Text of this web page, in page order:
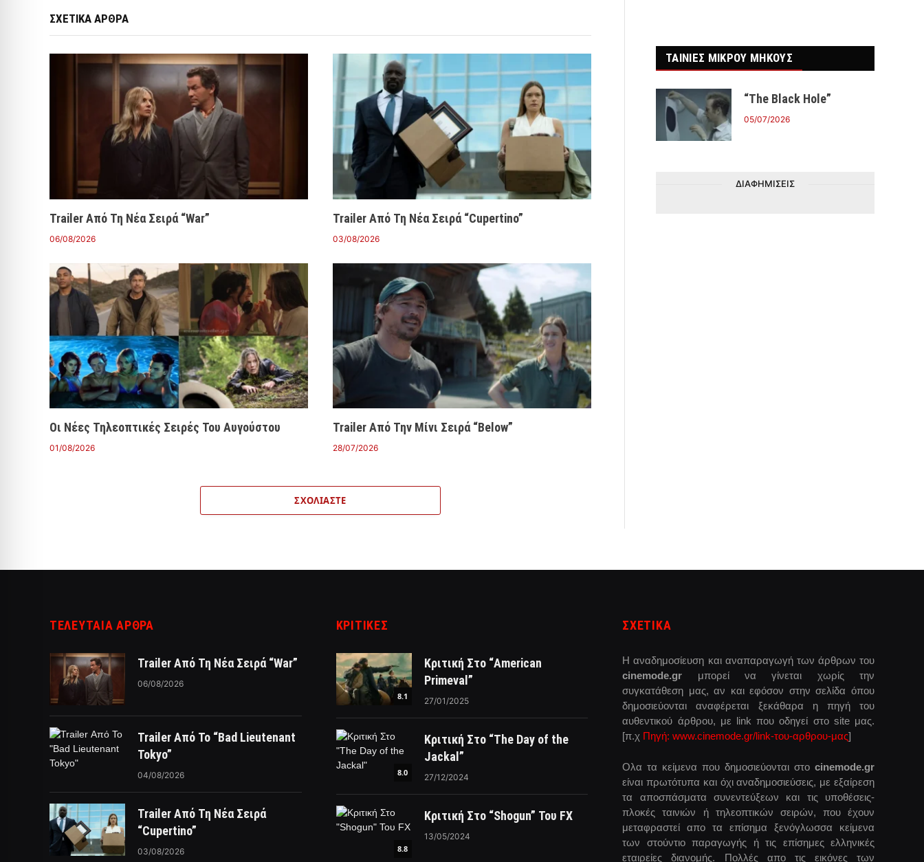
ΣΧΕΤΙΚΑ ΑΡΘΡΑ
Trailer Από Τη Νέα Σειρά “War”
06/08/2026
Trailer Από Τη Νέα Σειρά “Cupertino”
03/08/2026
Οι Νέες Τηλεοπτικές Σειρές Του Αυγούστου
01/08/2026
Trailer Από Την Μίνι Σειρά “Below”
28/07/2026
ΣΧΟΛΙΆΣΤΕ
ΤΑΙΝΙΕΣ ΜΙΚΡΟΥ ΜΗΚΟΥΣ
“The Black Hole”
05/07/2026
ΔΙΑΦΗΜΙΣΕΙΣ
ΤΕΛΕΥΤΑΙΑ ΑΡΘΡΑ
Trailer Από Τη Νέα Σειρά “War”
06/08/2026
Trailer Από Το “Bad Lieutenant
Tokyo”
04/08/2026
Trailer Από Τη Νέα Σειρά
“Cupertino”
03/08/2026
ΚΡΙΤΙΚΈΣ
8.1
Κριτική Στο “American
Primeval”
27/01/2025
8.0
Κριτική Στο “The Day of the
Jackal”
27/12/2024
8.8
Κριτική Στο “Shogun” Του FX
13/05/2024
ΣΧΕΤΙΚΑ
Η αναδημοσίευση και αναπαραγωγή των άρθρων του
cinemode.gr μπορεί να γίνεται χωρίς την
συγκατάθεση μας, αν και εφόσον στην σελίδα όπου
δημοσιεύονται αναφέρεται ξεκάθαρα η πηγή του
αυθεντικού άρθρου, με link που οδηγεί στο site μας.
[π.χ Πηγή: www.cinemode.gr/link-του-αρθρου-μας]
Ολα τα κείμενα που δημοσιεύονται στο cinemode.gr
είναι πρωτότυπα και όχι αναδημοσιεύσεις, με εξαίρεση
τα αποσπάσματα συνεντεύξεων και τις υποθέσεις-
πλοκές ταινιών ή τηλεοπτικών σειρών, που έχουν
μεταφραστεί απο τα επίσημα ξενόγλωσσα κείμενα
των στούντιο παραγωγής ή τις επίσημες ελληνικές
εταιρείες διανομής. Πολλές απο τις εικόνες των